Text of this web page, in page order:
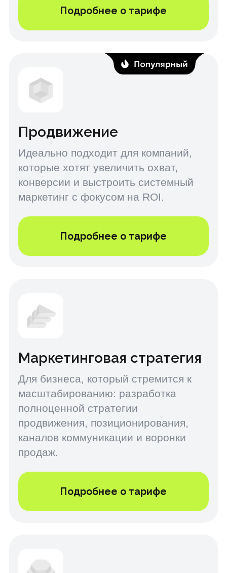
Маркетинговая стратегия
масштабированию: разработка
продвижения, позиционирования,
каналов коммуникации и воронки
продаж.
Подходит для компаний, которым
нужен полный цикл работ — от
аудита и стратегии до запуска и
Что вы получите,
работая с нами?
Преимущества
Мы не просто запускаем рекламу, а
выстраиваем фундамент —
позиционирование, смысл, подачу и
воронку продаж.